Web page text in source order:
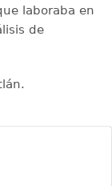
laboraba en
de